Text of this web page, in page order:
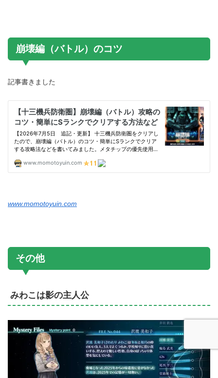
崩壊編（バトル）のコツ
記事書きました
www.momotoyuin.com
その他
みわこは影の主人公